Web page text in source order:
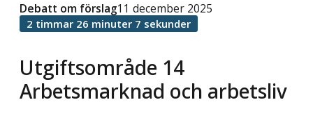
Utgiftsområde 14
Arbetsmarknad och arbetsliv
Debatt om förslag11 december 2025
2 timmar 26 minuter 7 sekunder